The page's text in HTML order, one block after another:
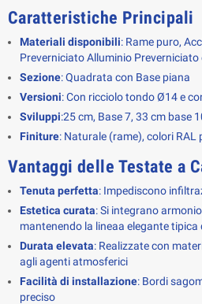
Caratteristiche Principali
Materiali disponibili: Rame puro,
Preverniciato Alluminio Preverniciato
Sezione: Quadrata con Base piana
Versioni: Con ricciolo tondo Ø14 e
Sviluppi:25 cm, Base 7, 33 cm base
Finiture: Naturale (rame), colori RAL
Vantaggi delle Testate a
Tenuta perfetta: Impediscono
Estetica curata: Si integrano
mantenendo la lineaa elegante
Durata elevata: Realizzate con
agli agenti atmosferici
Facilità di installazione: Bordi
preciso